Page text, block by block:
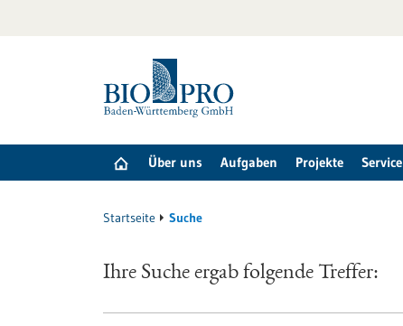
Über uns Aufgaben Projekte Service
Startseite Suche
Ihre Suche ergab folgende Treffer: